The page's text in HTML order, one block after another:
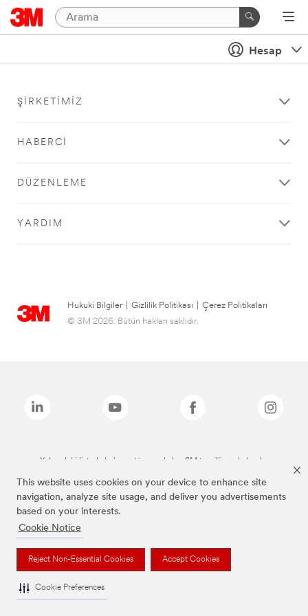
This website uses cookies on your device to enhance site
navigation, analyze site usage, and deliver you advertisements
based on your interests.
Cookie Notice
Reject Non-Essential Cookies Accept Cookies
Cookie Preferences
Hesap
ŞIRKETIMIZ
HABERCI
DÜZENLEME
YARDIM
Hukuki Bilgiler Gizlilik Politikası
Çerez Politikaları
© 3M 2026. Bütün hakları saklıdır.
Yukarıdaki listede bulunan tüm markalar, 3M tescilli markalarıdır.